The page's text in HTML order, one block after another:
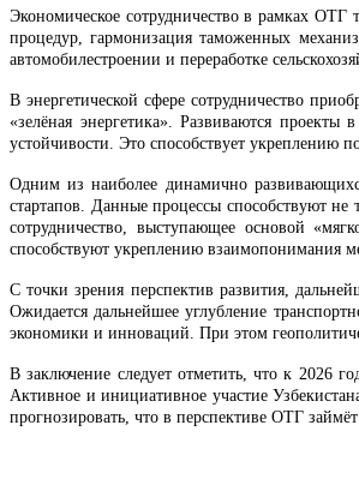
Экономическое сотрудничество в рамках
процедур, гармонизация таможенных
автомобилестроении и переработке
В энергетической сфере сотрудничество
«зелёная энергетика». Развиваются
устойчивости. Это способствует укреплению
Одним из наиболее динамично
стартапов. Данные процессы способствуют
сотрудничество, выступающее основой
способствуют укреплению взаимопонимания
С точки зрения перспектив развития,
Ожидается дальнейшее углубление
экономики и инноваций. При этом
В заключение следует отметить, что к 2026
Активное и инициативное участие
прогнозировать, что в перспективе ОТГ